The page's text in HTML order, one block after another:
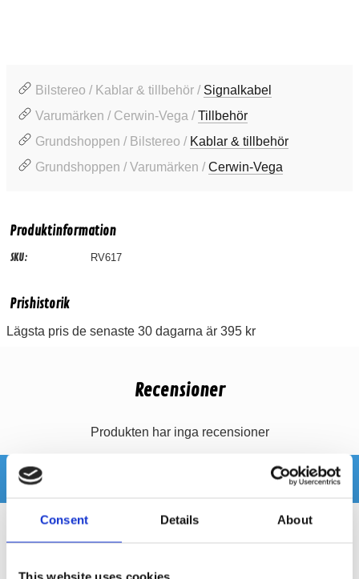
Consent Details About
Bilstereo / Kablar & tillbehör / Signalkabel
Varumärken / Cerwin-Vega /Tillbehör
Grundshoppen / Bilstereo / Kablar & tillbehör
Grundshoppen / Varumärken /Cerwin-Vega
Produktinformation
SKU: RV617
Prishistorik
Lägsta pris de senaste 30 dagarna är 395 kr
Recensioner
Produkten har inga recensioner
Relaterade produkter